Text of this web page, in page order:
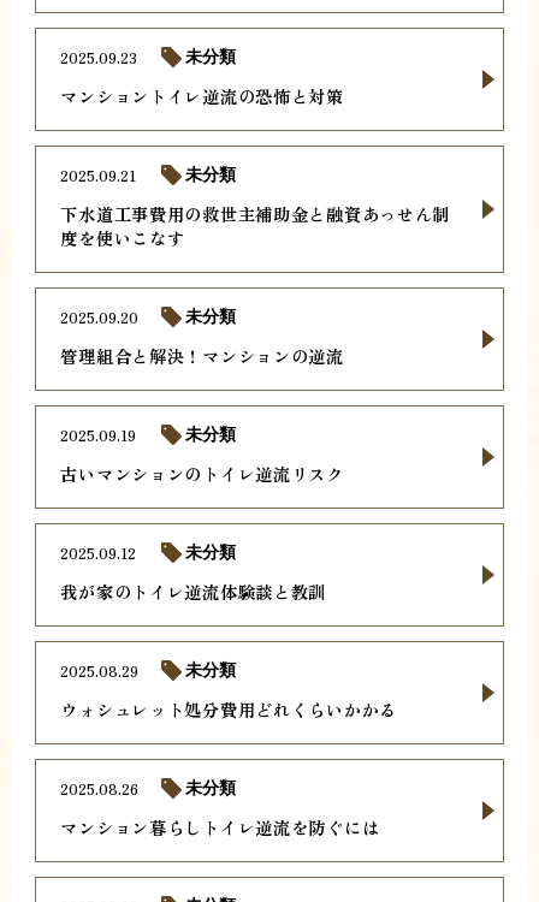
マンショントイレ逆流の恐怖と対策
2025.09.23 未分類
下水道工事費用の救世主補助金と融資あっせん制
度を使いこなす
2025.09.21 未分類
管理組合と解決！マンションの逆流
2025.09.20 未分類
古いマンションのトイレ逆流リスク
2025.09.19 未分類
我が家のトイレ逆流体験談と教訓
2025.09.12 未分類
ウォシュレット処分費用どれくらいかかる
2025.08.29 未分類
マンション暮らしトイレ逆流を防ぐには
2025.08.26 未分類